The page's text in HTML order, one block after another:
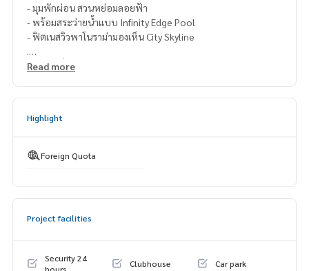
- มุมพักผ่อน สวนหย่อมลอยฟ้า
- พร้อมสระว่ายน้ำแบบ Infinity Edge Pool
- ฟิตเนสวิวพาโนราม่ามองเห็น City Skyline
.
🔸สถานที่ใกล้เคียง
- ห้างโลตัสราม 2
- รงพยาบาลPRINC
สนใจติดต่อฟลุ๊ค099-287-9294
.
DoCondo.com
Read more
Highlight
Foreign Quota
Project facilities
Security 24
hours.
Clubhouse
Car park